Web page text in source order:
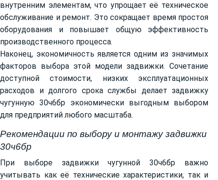
внутренним элементам, что упрощает её техническое
обслуживание и ремонт. Это сокращает время простоя
оборудования и повышает общую эффективность
производственного процесса.
Наконец, экономичность является одним из значимых
факторов выбора этой модели задвижки. Сочетание
доступной стоимости, низких эксплуатационных
расходов и долгого срока службы делает задвижку
чугунную 30ч6бр экономически выгодным выбором
для предприятий любого масштаба.
Рекомендации по выбору и монтажу задвижки
30ч6бр
При выборе задвижки чугунной 30ч6бр важно
учитывать как её технические характеристики, так и